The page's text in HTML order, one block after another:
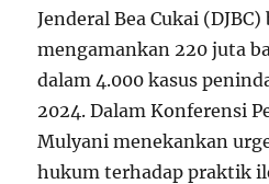
Jenderal Bea Cukai
mengamankan 220 juta
dalam 4.000 kasus
2024. Dalam Konferensi
Mulyani menekankan
hukum terhadap praktik